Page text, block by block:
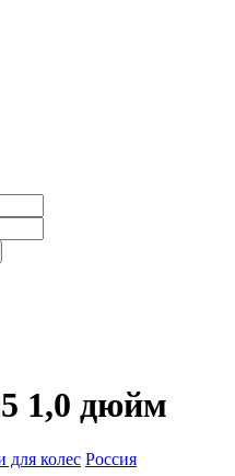
1,0 дюйм
для колес Россия